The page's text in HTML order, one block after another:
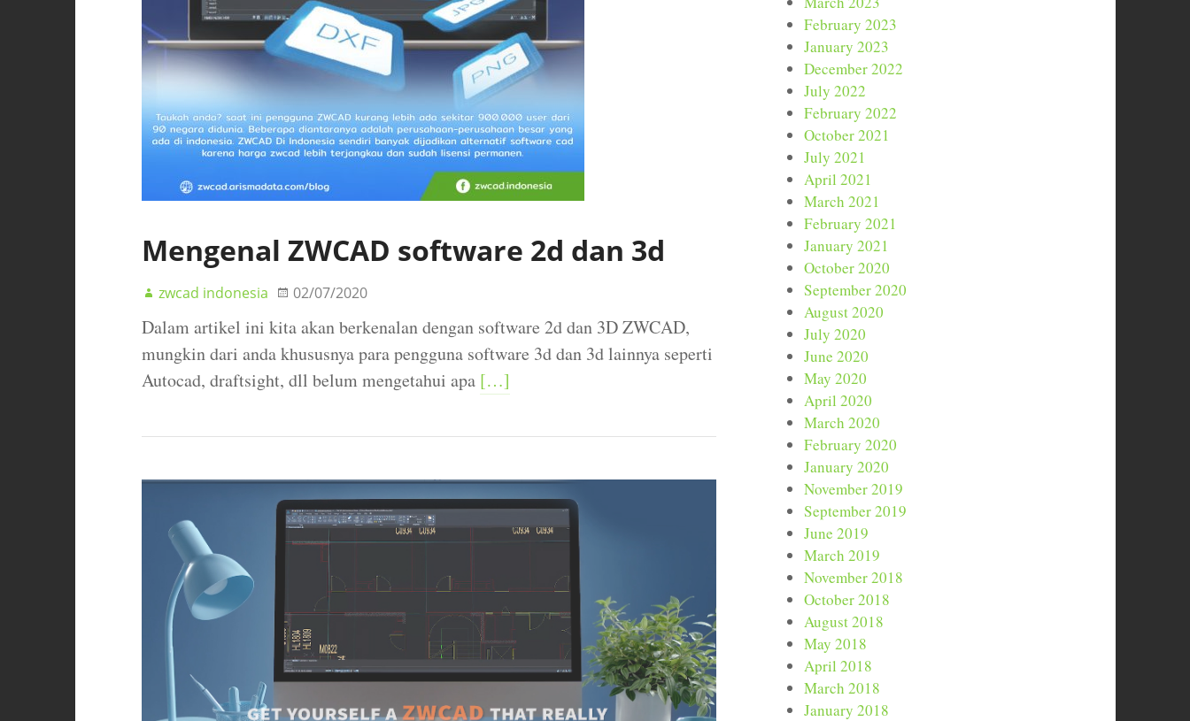
Mengenal ZWCAD software 2d dan 3d
zwcad indonesia 02/07/2020
Dalam artikel ini kita akan berkenalan dengan software 2d dan 3D ZWCAD,
mungkin dari anda khususnya para pengguna software 3d dan 3d lainnya seperti
Autocad, draftsight, dll belum mengetahui apa […]
February 2023
January 2023
December 2022
July 2022
February 2022
October 2021
July 2021
April 2021
March 2021
February 2021
January 2021
October 2020
September 2020
August 2020
July 2020
June 2020
May 2020
April 2020
March 2020
February 2020
January 2020
November 2019
September 2019
June 2019
March 2019
November 2018
October 2018
August 2018
May 2018
April 2018
March 2018
January 2018